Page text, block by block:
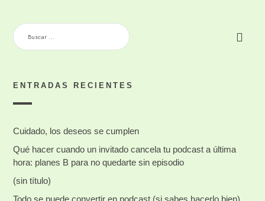
BUSCAR:
ENTRADAS RECIENTES
Cuidado, los deseos se cumplen
Qué hacer cuando un invitado cancela tu podcast a última
hora: planes B para no quedarte sin episodio
(sin título)